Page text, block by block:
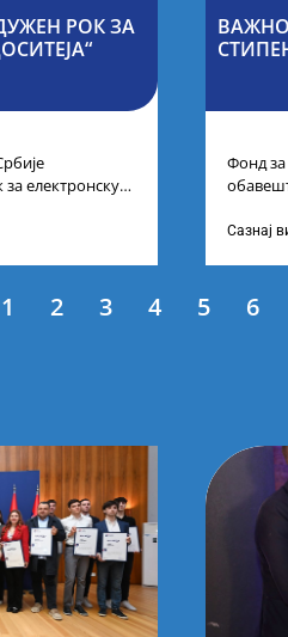
РОК ЗА
за електронску
ВАЖНО
Фонд
Сазнај
1 2 3 4 5 6